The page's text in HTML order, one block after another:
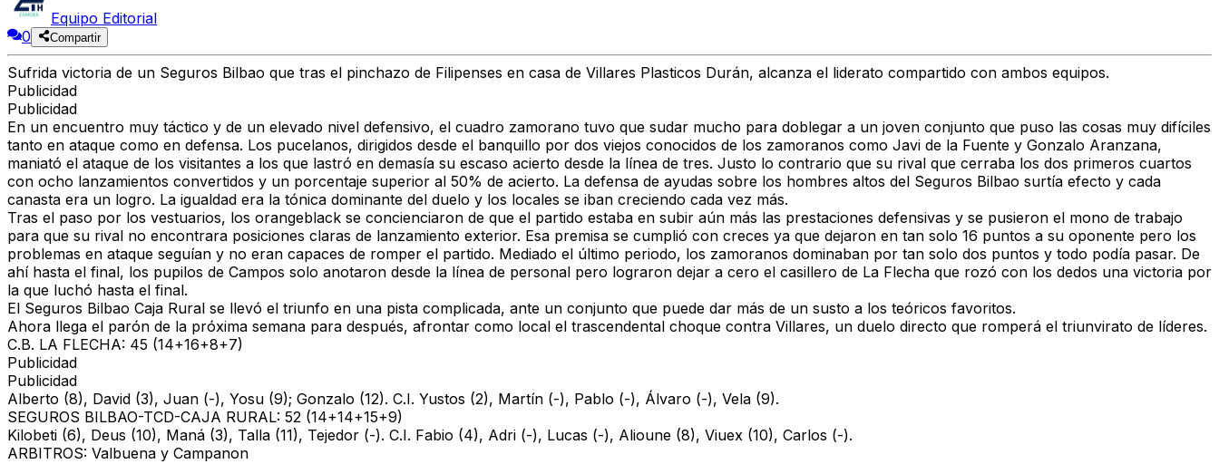
Equipo Editorial
0
Compartir
Sufrida victoria de un Seguros Bilbao que tras el pinchazo de Filipenses en casa de Villares Plasticos Durán, alcanza el liderato compartido con ambos equipos.
Publicidad
Publicidad
En un encuentro muy táctico y de un elevado nivel defensivo, el cuadro zamorano tuvo que sudar mucho para doblegar a un joven conjunto que puso las cosas muy difíciles
tanto en ataque como en defensa. Los pucelanos, dirigidos desde el banquillo por dos viejos conocidos de los zamoranos como Javi de la Fuente y Gonzalo Aranzana,
maniató el ataque de los visitantes a los que lastró en demasía su escaso acierto desde la línea de tres. Justo lo contrario que su rival que cerraba los dos primeros cuartos
con ocho lanzamientos convertidos y un porcentaje superior al 50% de acierto. La defensa de ayudas sobre los hombres altos del Seguros Bilbao surtía efecto y cada
canasta era un logro. La igualdad era la tónica dominante del duelo y los locales se iban creciendo cada vez más.
Tras el paso por los vestuarios, los orangeblack se concienciaron de que el partido estaba en subir aún más las prestaciones defensivas y se pusieron el mono de trabajo
para que su rival no encontrara posiciones claras de lanzamiento exterior. Esa premisa se cumplió con creces ya que dejaron en tan solo 16 puntos a su oponente pero los
problemas en ataque seguían y no eran capaces de romper el partido. Mediado el último periodo, los zamoranos dominaban por tan solo dos puntos y todo podía pasar. De
ahí hasta el final, los pupilos de Campos solo anotaron desde la línea de personal pero lograron dejar a cero el casillero de La Flecha que rozó con los dedos una victoria por
la que luchó hasta el final.
El Seguros Bilbao Caja Rural se llevó el triunfo en una pista complicada, ante un conjunto que puede dar más de un susto a los teóricos favoritos.
Ahora llega el parón de la próxima semana para después, afrontar como local el trascendental choque contra Villares, un duelo directo que romperá el triunvirato de líderes.
C.B. LA FLECHA: 45 (14+16+8+7)
Publicidad
Publicidad
Alberto (8), David (3), Juan (-), Yosu (9); Gonzalo (12). C.I. Yustos (2), Martín (-), Pablo (-), Álvaro (-), Vela (9).
SEGUROS BILBAO-TCD-CAJA RURAL: 52 (14+14+15+9)
Kilobeti (6), Deus (10), Maná (3), Talla (11), Tejedor (-). C.I. Fabio (4), Adri (-), Lucas (-), Alioune (8), Viuex (10), Carlos (-).
ARBITROS: Valbuena y Campanon